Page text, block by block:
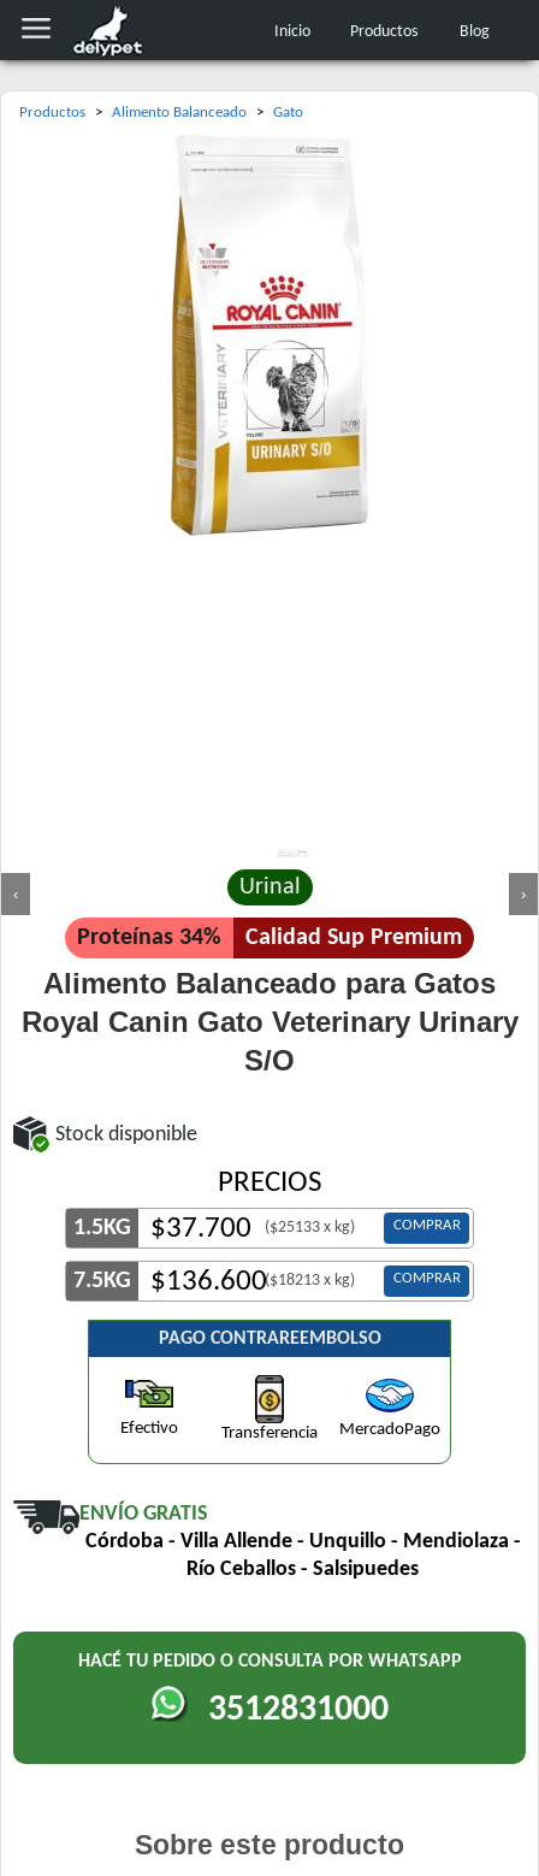
Inicio Productos Blog
Productos > Alimento Balanceado > Gato
‹ ›
Urinal
Proteínas 34% Calidad Sup Premium
Alimento Balanceado para Gatos
Royal Canin Gato Veterinary Urinary
S/O
Stock disponible
PRECIOS
1.5KG $37.700 ($25133 x kg) COMPRAR
7.5KG $136.600($18213 x kg) COMPRAR
PAGO CONTRAREEMBOLSO
Efectivo Transferencia MercadoPago
ENVÍO GRATIS
Córdoba - Villa Allende - Unquillo - Mendiolaza -
Río Ceballos - Salsipuedes
HACÉ TU PEDIDO O CONSULTA POR WHATSAPP
3512831000
Sobre este producto